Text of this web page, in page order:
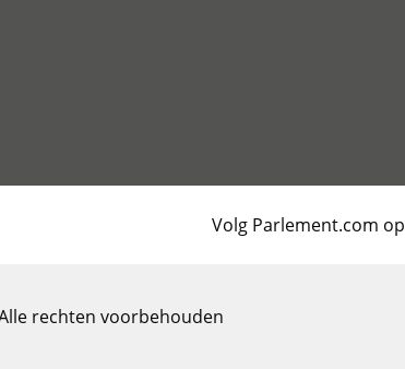
Volg Parlement.com op
rechten voorbehouden